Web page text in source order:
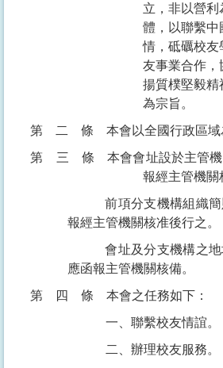
立，非以營利
體，以聯繫中
情，砥礪校友
友事業合作，
揚質樸堅毅精
為宗旨。
第二條 本會以全國行政區域
第三條 本會會址設於主管
報經主管機關
前項分支機構組織
報經主管機關核准後行之。
會址及分支機構之
應函報主管機關核備。
第四條 本會之任務如下：
一、聯繫校友情誼。
二、辦理校友服務。